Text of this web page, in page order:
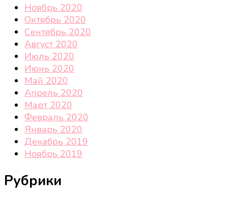
Ноябрь 2020
Октябрь 2020
Сентябрь 2020
Август 2020
Июль 2020
Июнь 2020
Май 2020
Апрель 2020
Март 2020
Февраль 2020
Январь 2020
Декабрь 2019
Ноябрь 2019
Рубрики